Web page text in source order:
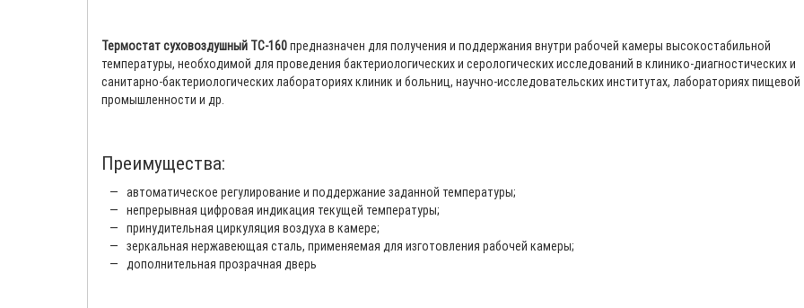
Термостат суховоздушный ТС-160предназначен для получения и поддержания внутри рабочей камеры высокостабильной
температуры, необходимой для проведения бактериологических и серологических исследований в клинико-диагностических и
санитарно-бактериологических лабораториях клиник и больниц, научно-исследовательских институтах, лабораториях пищевой
промышленности и др.
Преимущества:
— автоматическое регулирование и поддержание заданной температуры;
— непрерывная цифровая индикация текущей температуры;
— принудительная циркуляция воздуха в камере;
— зеркальная нержавеющая сталь, применяемая для изготовления рабочей камеры;
— дополнительная прозрачная дверь